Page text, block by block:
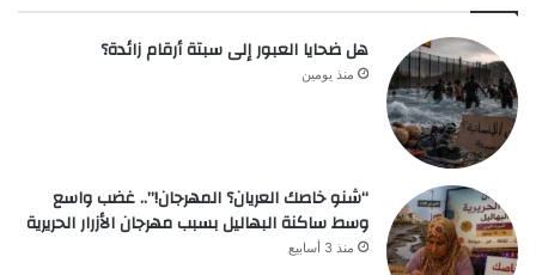
هل ضحايا العبور إلى سبتة أرقام زائدة؟
منذ يومين
“شنو خاصك العريان؟ المهرجان!”.. غضب واسع
وسط ساكنة البهاليل بسبب مهرجان الأزرار الحريرية
منذ 3 أسابيع